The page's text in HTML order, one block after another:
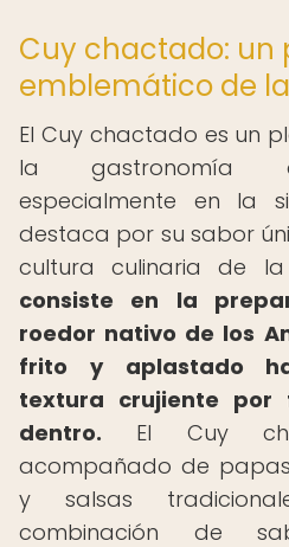
Cuy chactado: un
emblemático de
El Cuy chactado es un
la gastronomía
especialmente en la
destaca por su sabor
cultura culinaria de la
consiste en la
roedor nativo de los
frito y aplastado
textura crujiente
dentro. El Cuy
acompañado de
y salsas
combinación de